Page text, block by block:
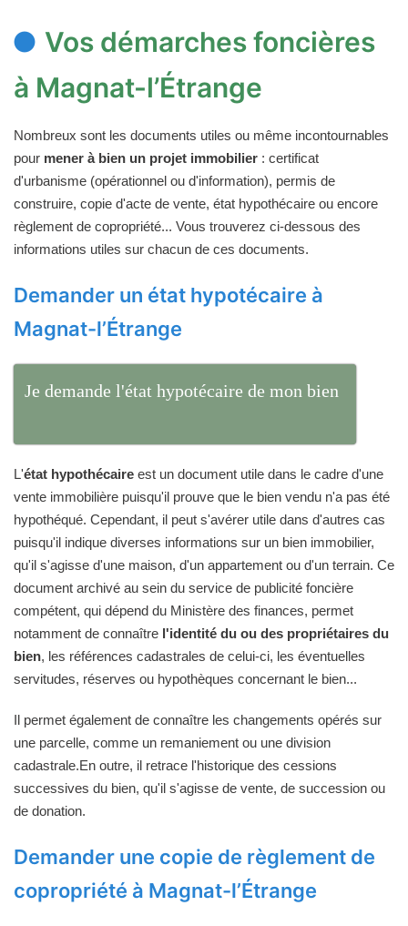
Vos démarches foncières
à Magnat-l’Étrange
Nombreux sont les documents utiles ou même incontournables
pour mener à bien un projet immobilier : certificat
d'urbanisme (opérationnel ou d'information), permis de
construire, copie d'acte de vente, état hypothécaire ou encore
règlement de copropriété... Vous trouverez ci-dessous des
informations utiles sur chacun de ces documents.
Demander un état hypotécaire à
Magnat-l’Étrange
Je demande l'état hypotécaire de mon bien
L'état hypothécaire est un document utile dans le cadre d'une
vente immobilière puisqu'il prouve que le bien vendu n'a pas été
hypothéqué. Cependant, il peut s'avérer utile dans d'autres cas
puisqu'il indique diverses informations sur un bien immobilier,
qu'il s'agisse d'une maison, d'un appartement ou d'un terrain. Ce
document archivé au sein du service de publicité foncière
compétent, qui dépend du Ministère des finances, permet
notamment de connaître l'identité du ou des propriétaires du
bien, les références cadastrales de celui-ci, les éventuelles
servitudes, réserves ou hypothèques concernant le bien...
Il permet également de connaître les changements opérés sur
une parcelle, comme un remaniement ou une division
cadastrale.En outre, il retrace l'historique des cessions
successives du bien, qu'il s'agisse de vente, de succession ou
de donation.
Demander une copie de règlement de
copropriété à Magnat-l’Étrange